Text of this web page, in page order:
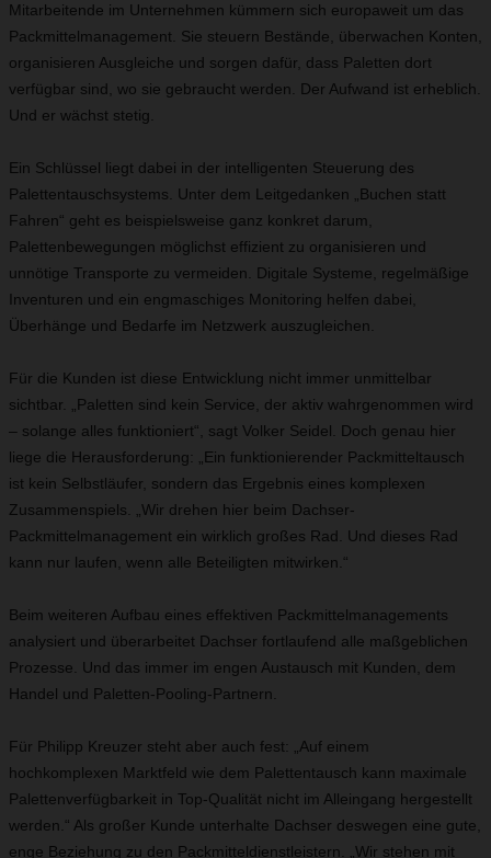
Mitarbeitende im Unternehmen kümmern sich europaweit um das
Packmittelmanagement. Sie steuern Bestände, überwachen Konten,
organisieren Ausgleiche und sorgen dafür, dass Paletten dort
verfügbar sind, wo sie gebraucht werden. Der Aufwand ist erheblich.
Und er wächst stetig.
Ein Schlüssel liegt dabei in der intelligenten Steuerung des
Palettentauschsystems. Unter dem Leitgedanken „Buchen statt
Fahren“ geht es beispielsweise ganz konkret darum,
Palettenbewegungen möglichst effizient zu organisieren und
unnötige Transporte zu vermeiden. Digitale Systeme, regelmäßige
Inventuren und ein engmaschiges Monitoring helfen dabei,
Überhänge und Bedarfe im Netzwerk auszugleichen.
Für die Kunden ist diese Entwicklung nicht immer unmittelbar
sichtbar. „Paletten sind kein Service, der aktiv wahrgenommen wird
– solange alles funktioniert“, sagt Volker Seidel. Doch genau hier
liege die Herausforderung: „Ein funktionierender Packmitteltausch
ist kein Selbstläufer, sondern das Ergebnis eines komplexen
Zusammenspiels. „Wir drehen hier beim Dachser-
Packmittelmanagement ein wirklich großes Rad. Und dieses Rad
kann nur laufen, wenn alle Beteiligten mitwirken.“
Beim weiteren Aufbau eines effektiven Packmittelmanagements
analysiert und überarbeitet Dachser fortlaufend alle maßgeblichen
Prozesse. Und das immer im engen Austausch mit Kunden, dem
Handel und Paletten-Pooling-Partnern.
Für Philipp Kreuzer steht aber auch fest: „Auf einem
hochkomplexen Marktfeld wie dem Palettentausch kann maximale
Palettenverfügbarkeit in Top-Qualität nicht im Alleingang hergestellt
werden.“ Als großer Kunde unterhalte Dachser deswegen eine gute,
enge Beziehung zu den Packmitteldienstleistern. „Wir stehen mit